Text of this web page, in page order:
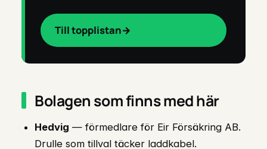
Till topplistan
Bolagen som finns med här
Hedvig — förmedlare för Eir Försäkring AB.
Drulle som tillval täcker laddkabel.